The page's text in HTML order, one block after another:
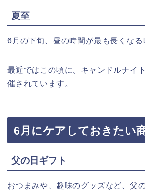
夏至
6月の下旬、昼の時間が最も長くなる
最近ではこの頃に、キャンドルナイ
催されています。
6月にケアしておきたい
父の日ギフト
おつまみや、趣味のグッズなど、父